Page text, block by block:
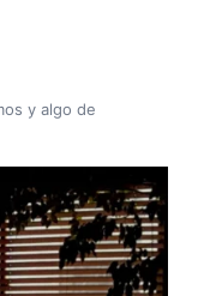
y algo de